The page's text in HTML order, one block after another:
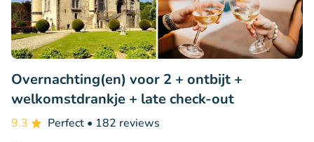
Overnachting(en) voor 2 + ontbijt +
welkomstdrankje + late check-out
9.3 Perfect • 182 reviews